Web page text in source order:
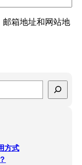
箱地址和网站地
方式